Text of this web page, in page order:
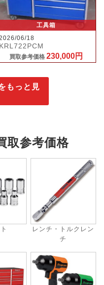
工具箱
06/18
KRL722PCM
買取参考価格 230,000円
もっと見
取参考価格
レンチ・トルクレン
チ